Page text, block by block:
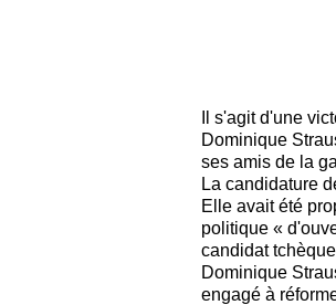
Il s'agit d'une
Dominique
ses amis de la
La candidature
Elle avait été
politique «
candidat
Dominique
engagé à